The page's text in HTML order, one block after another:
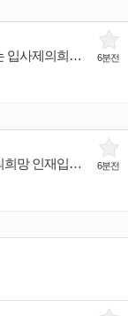
6분전
충남 천안시 서북구 에서 의류 일자리를 찾고있는 입사제의희망 인재입니다.
6분전
충북 전체 에서 의류 일자리를 찾고있는 입사제의희망 인재입니다.